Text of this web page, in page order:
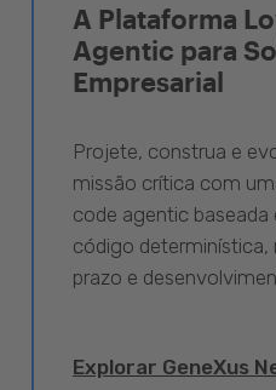
A Plataforma
Agentic para
Empresarial
Projete, construa e
missão crítica com
code agentic baseada
código
prazo e
Explorar GeneXus